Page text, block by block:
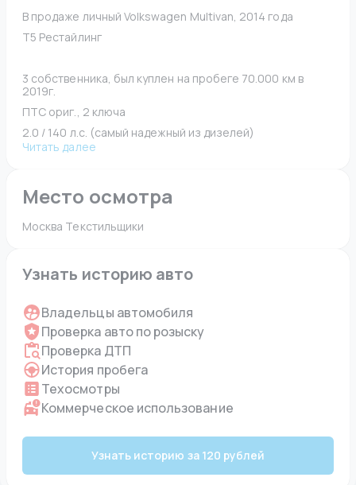
В продаже личный Volkswagen Multivan, 2014 года
Т5 Рестайлинг
3 собственника, был куплен на пробеге 70.000 км в
2019г.
ПТС ориг., 2 ключа
2.0 / 140 л.с. (самый надежный из дизелей)
Читать далее
Место осмотра
Москва Текстильщики
Узнать историю авто
Владельцы автомобиля
Проверка авто по розыску
Проверка ДТП
История пробега
Техосмотры
Коммерческое использование
Узнать историю за 120 рублей